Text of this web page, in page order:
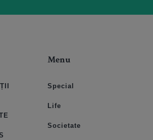
Menu
Special
Life
Societate